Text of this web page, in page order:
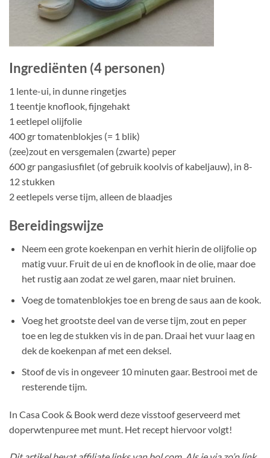
Ingrediënten (4 personen)
1 lente-ui, in dunne ringetjes
1 teentje knoflook, fijngehakt
1 eetlepel olijfolie
400 gr tomatenblokjes (= 1 blik)
(zee)zout en versgemalen (zwarte) peper
600 gr pangasiusfilet (of gebruik koolvis of kabeljauw), in 8-
12 stukken
2 eetlepels verse tijm, alleen de blaadjes
Bereidingswijze
Neem een grote koekenpan en verhit hierin de olijfolie op
matig vuur. Fruit de ui en de knoflook in de olie, maar doe
het rustig aan zodat ze wel garen, maar niet bruinen.
Voeg de tomatenblokjes toe en breng de saus aan de kook.
Voeg het grootste deel van de verse tijm, zout en peper
toe en leg de stukken vis in de pan. Draai het vuur laag en
dek de koekenpan af met een deksel.
Stoof de vis in ongeveer 10 minuten gaar. Bestrooi met de
resterende tijm.
In Casa Cook & Book werd deze visstoof geserveerd met
doperwtenpuree met munt. Het recept hiervoor volgt!